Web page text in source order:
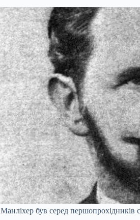
Манліхер був серед першопрохідників